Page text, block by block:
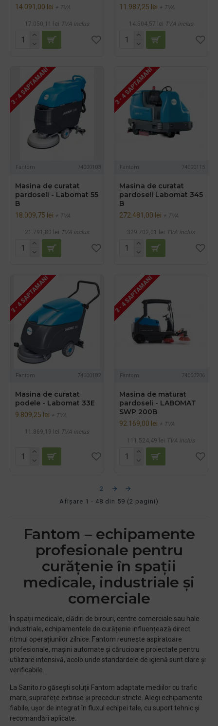
14.091,00 lei + TVA
17.050,11 lei TVA inclus
11.987,25 lei + TVA
14.504,57 lei TVA inclus
3 - 4 SAPTAMANI
Fantom 74000103
Masina de curatat
pardoseli - Labomat 55
B
18.009,75 lei + TVA
21.791,80 lei TVA inclus
3 - 4 SAPTAMANI
Fantom 74000115
Masina de curatat
pardoseli Labomat 345
B
272.481,00 lei + TVA
329.702,01 lei TVA inclus
3 - 4 SAPTAMANI
Fantom 74000182
Masina de curatat
podele - Labomat 33E
9.809,25 lei + TVA
11.869,19 lei TVA inclus
3 - 4 SAPTAMANI
Fantom 74000206
Masina de maturat
pardoseli - LABOMAT
SWP 200B
92.169,00 lei + TVA
111.524,49 lei TVA inclus
2
Afişare 1 - 48 din 59 (2 pagini)
Fantom – echipamente
profesionale pentru
curățenie în spații
medicale, industriale și
comerciale
În spații medicale, clădiri de birouri, centre comerciale sau hale
industriale, echipamentele de curățenie influențează direct
ritmul operațiunilor zilnice. Fantom reunește aspiratoare
profesionale, mașini automate și cărucioare proiectate pentru
utilizare intensivă, acolo unde standardele de igienă sunt clare și
verificabile.
La Sanito.ro găsești soluții Fantom adaptate mediilor cu trafic
mare, suprafețe extinse și proceduri stricte. Alegi echipamente
fiabile, ușor de integrat în fluxul echipei tale, cu suport tehnic și
recomandări aplicate.